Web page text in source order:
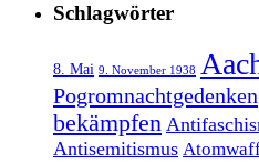
Schlagwörter
8. Mai 9. November 1938
Pogromnachtgedenken
bekämpfen
Antisemitismus